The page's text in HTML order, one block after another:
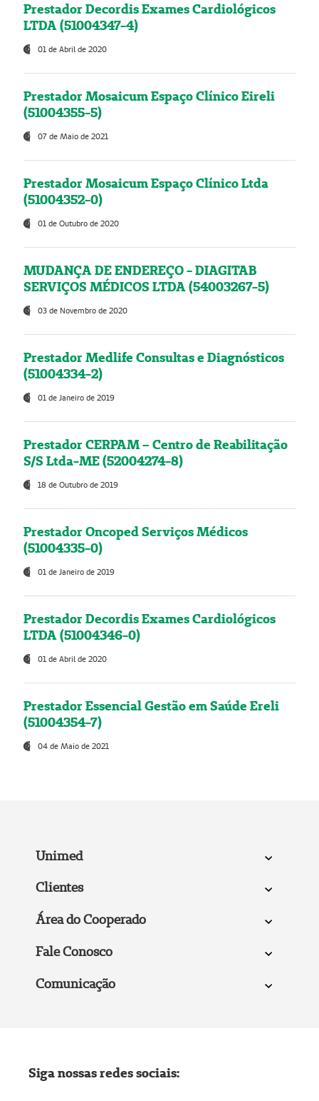
Prestador Decordis Exames Cardiológicos
LTDA (51004347-4)
01 de Abril de 2020
Prestador Mosaicum Espaço Clínico Eireli
(51004355-5)
07 de Maio de 2021
Prestador Mosaicum Espaço Clínico Ltda
(51004352-0)
01 de Outubro de 2020
MUDANÇA DE ENDEREÇO - DIAGITAB
SERVIÇOS MÉDICOS LTDA (54003267-5)
03 de Novembro de 2020
Prestador Medlife Consultas e Diagnósticos
(51004334-2)
01 de Janeiro de 2019
Prestador CERPAM – Centro de Reabilitação
S/S Ltda-ME (52004274-8)
18 de Outubro de 2019
Prestador Oncoped Serviços Médicos
(51004335-0)
01 de Janeiro de 2019
Prestador Decordis Exames Cardiológicos
LTDA (51004346-0)
01 de Abril de 2020
Prestador Essencial Gestão em Saúde Ereli
(51004354-7)
04 de Maio de 2021
Unimed
Clientes
Área do Cooperado
Fale Conosco
Comunicação
Siga nossas redes sociais: